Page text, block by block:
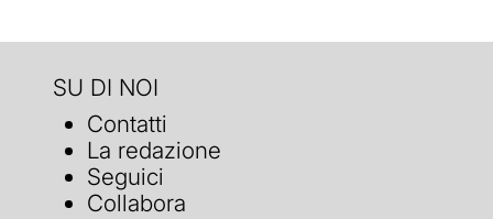
SU DI NOI
Contatti
La redazione
Seguici
Collabora